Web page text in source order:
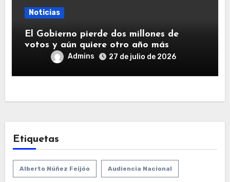
Noticias
El Gobierno pierde dos millones de
votos y aún quiere otro año más
Admins 27 de julio de 2026
Etiquetas
Alberto Núñez Feijóo Audiencia Nacional